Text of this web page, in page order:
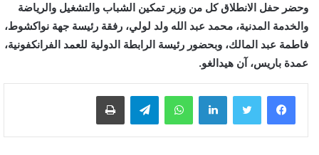
وحضر حفل الانطلاق كل من وزير تمكين الشباب والتشغيل والرياضة
والخدمة المدنية، محمد عبد الله ولد لولي، رفقة رئيسة جهة نواكشوط،
فاطمة عبد المالك، وبحضور رئيسة الرابطة الدولية للعمد الفرانكفونية،
عمدة باريس، آن هيدالغو.
لينكدإن واتساب